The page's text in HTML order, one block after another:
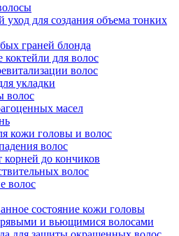
для создания объема тонких
граней блонда
для волос
волос
укладки
волос
масел
кожи головы и волос
волос
корней до кончиков
волос
волос
состояние кожи головы
и вьющимися волосами